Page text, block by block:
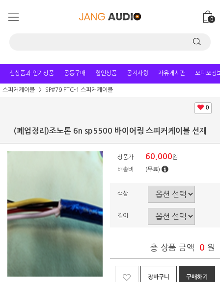
0
신상품과 인기상품 공동구매 할인상품 공지사항 자유게시판 오디오정
스피커케이블 SP#79 PTC-1 스피커케이블
0
(폐업정리)조노톤 6n sp5500 바이어링 스피커케이블 선재
상품가 60,000원
배송비 (무료)
색상
길이
총 상품 금액 0 원
장바구니 구매하기